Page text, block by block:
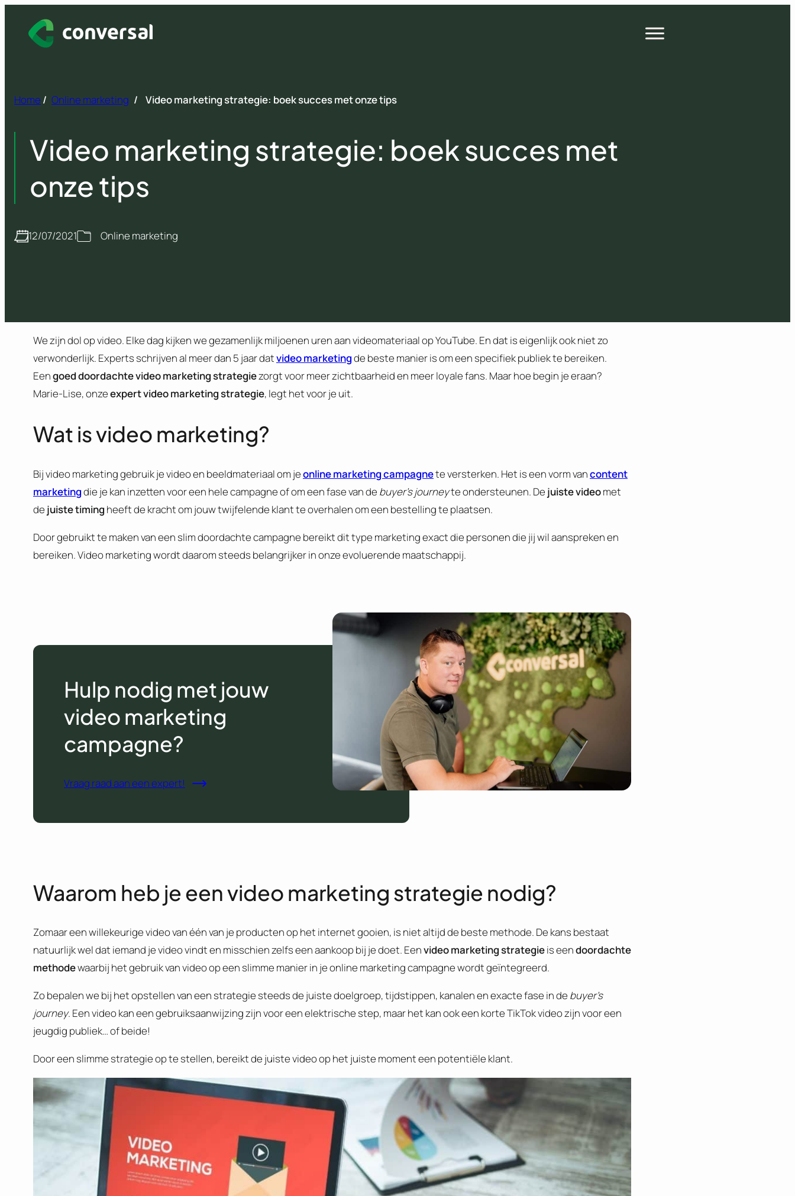
Open
Home / Online marketing / Video marketing strategie: boek succes met onze tips
Video marketing strategie: boek succes met
onze tips
12/07/2021 Online marketing
We zijn dol op video. Elke dag kijken we gezamenlijk miljoenen uren aan videomateriaal op YouTube. En dat is eigenlijk ook niet zo
verwonderlijk. Experts schrijven al meer dan 5 jaar datvideo marketingde beste manier is om een specifiek publiek te bereiken.
Eengoed doordachte video marketing strategiezorgt voor meer zichtbaarheid en meer loyale fans. Maar hoe begin je eraan?
Marie-Lise, onzeexpert video marketing strategie, legt het voor je uit.
Wat is video marketing?
Bij video marketing gebruik je video en beeldmateriaal om jeonline marketing campagnete versterken. Het is een vorm vancontent
marketingdie je kan inzetten voor een hele campagne of om een fase van de buyer’s journeyte ondersteunen. De juiste videomet
de juiste timing heeft de kracht om jouw twijfelende klant te overhalen om een bestelling te plaatsen.
Door gebruikt te maken van een slim doordachte campagne bereikt dit type marketing exact die personen die jij wil aanspreken en
bereiken. Video marketing wordt daarom steeds belangrijker in onze evoluerende maatschappij.
Hulp nodig met jouw
video marketing
campagne?
Vraag raad aan een expert!
Waarom heb je een video marketing strategie nodig?
Zomaar een willekeurige video van één van je producten op het internet gooien, is niet altijd de beste methode. De kans bestaat
natuurlijk wel dat iemand je video vindt en misschien zelfs een aankoop bij je doet. Eenvideo marketing strategieis eendoordachte
methodewaarbij het gebruik van video op een slimme manier in je online marketing campagne wordt geïntegreerd.
Zo bepalen we bij het opstellen van een strategie steeds de juiste doelgroep, tijdstippen, kanalen en exacte fase in de buyer’s
journey. Een video kan een gebruiksaanwijzing zijn voor een elektrische step, maar het kan ook een korte TikTok video zijn voor een
jeugdig publiek… of beide!
Door een slimme strategie op te stellen, bereikt de juiste video op het juiste moment een potentiële klant.